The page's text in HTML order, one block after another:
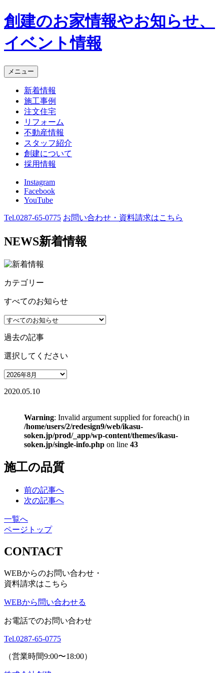
創建のお家情報やお知らせ、
イベント情報
メニュー
新着情報
施工事例
注文住宅
リフォーム
不動産情報
スタッフ紹介
創建について
採用情報
Instagram
Facebook
YouTube
Tel.0287-65-0775 お問い合わせ・資料請求はこちら
NEWS新着情報
カテゴリー
すべてのお知らせ
過去の記事
選択してください
2020.05.10
Warning: Invalid argument supplied for foreach() in
/home/users/2/redesign9/web/ikasu-
soken.jp/prod/_app/wp-content/themes/ikasu-
soken.jp/single-info.php on line 43
施工の品質
前の記事へ
次の記事へ
一覧へ
ページトップ
CONTACT
WEBからのお問い合わせ・
資料請求はこちら
WEBから問い合わせる
お電話でのお問い合わせ
Tel.0287-65-0775
（営業時間9:00〜18:00）